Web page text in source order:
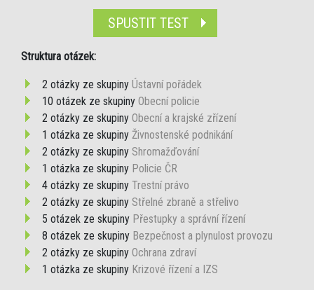
SPUSTIT TEST
Struktura otázek:
2 otázky ze skupiny Ústavní pořádek
10 otázek ze skupiny Obecní policie
2 otázky ze skupiny Obecní a krajské zřízení
1 otázka ze skupiny Živnostenské podnikání
2 otázky ze skupiny Shromažďování
1 otázka ze skupiny Policie ČR
4 otázky ze skupiny Trestní právo
2 otázky ze skupiny Střelné zbraně a střelivo
5 otázek ze skupiny Přestupky a správní řízení
8 otázek ze skupiny Bezpečnost a plynulost provozu
2 otázky ze skupiny Ochrana zdraví
1 otázka ze skupiny Krizové řízení a IZS